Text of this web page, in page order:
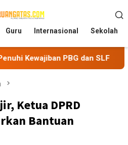
Guru Internasional Sekolah
PBG dan SLF BEM
Ketua DPRD
Bantuan